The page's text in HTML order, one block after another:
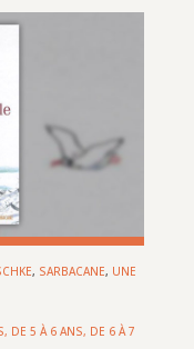
, SARBACANE, UNE
, DE 5 À 6 ANS, DE 6 À 7